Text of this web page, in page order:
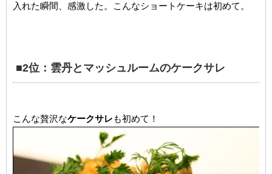
入れた瞬間、感激した。こんなショートケーキは初めて。
■2位：雲丹とマッシュルームのケークサレ
こんな贅沢なケークサレも初めて！